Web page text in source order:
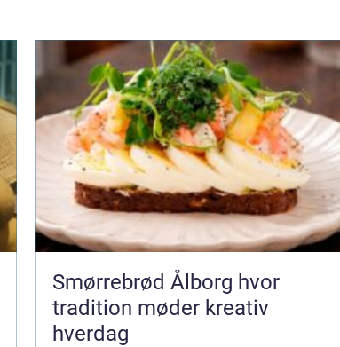
Smørrebrød Ålborg hvor
tradition møder kreativ
hverdag